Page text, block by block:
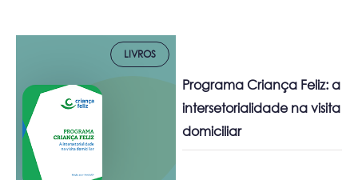
LIVROS
Programa Criança Feliz: a
intersetorialidade na visita
domiciliar